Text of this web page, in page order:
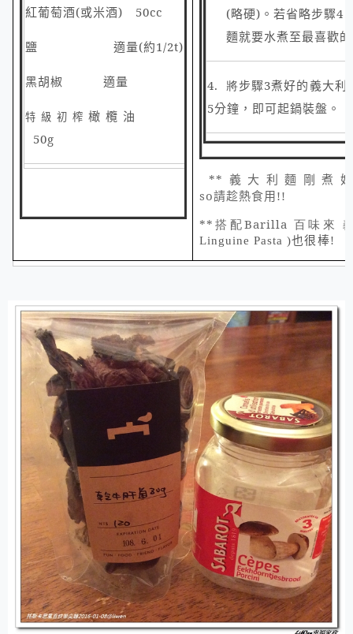
(略硬) 。若省略步驟
麵就要水煮至最喜歡
4. 將步驟3煮好的義大利
5分鐘，即可起鍋裝盤。
** 義大利麵剛煮
so請趁熱食用!!
**搭配Barilla 百味來
Linguine Pasta )也很棒!
紅葡萄酒(或米酒) 50cc
鹽 適量(約1/2t)
黑胡椒 適量
特級初榨 橄欖油
50g